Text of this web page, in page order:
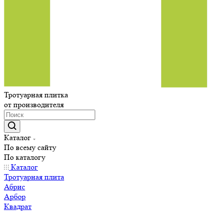
Тротуарная плитка
от производителя
Каталог
По всему сайту
По каталогу
Каталог
Тротуарная плита
Абрис
Арбор
Квадрат